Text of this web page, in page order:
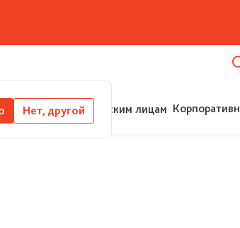
Нет, другойФизическим лицам